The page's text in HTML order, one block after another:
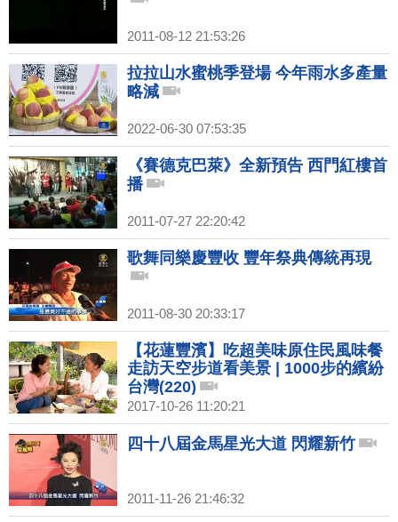
2011-08-12 21:53:26
拉拉山水蜜桃季登場 今年雨水多產量
略減
2022-06-30 07:53:35
《賽德克巴萊》全新預告 西門紅樓首
播
2011-07-27 22:20:42
歌舞同樂慶豐收 豐年祭典傳統再現
2011-08-30 20:33:17
【花蓮豐濱】吃超美味原住民風味餐
走訪天空步道看美景 | 1000步的繽紛
台灣(220)
2017-10-26 11:20:21
四十八屆金馬星光大道 閃耀新竹
2011-11-26 21:46:32